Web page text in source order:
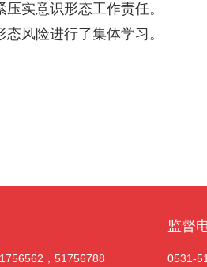
实意识形态工作责任。
风险进行了集体学习。
，51756788
监督
0531-